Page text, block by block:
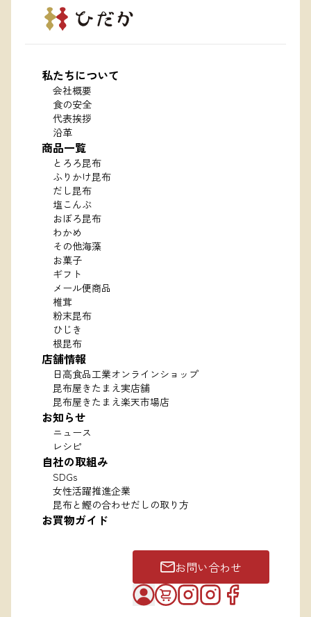
私たちについて
会社概要
食の安全
代表挨拶
沿革
商品一覧
とろろ昆布
ふりかけ昆布
だし昆布
塩こんぶ
おぼろ昆布
わかめ
その他海藻
お菓子
ギフト
メール便商品
椎茸
粉末昆布
ひじき
根昆布
店舗情報
日高食品工業オンラインショップ
昆布屋きたまえ実店舗
昆布屋きたまえ楽天市場店
お知らせ
ニュース
レシピ
自社の取組み
SDGs
女性活躍推進企業
昆布と鰹の合わせだしの取り方
お買物ガイド
お問い合わせ